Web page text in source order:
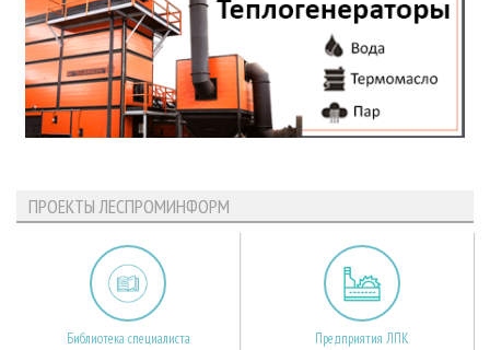
ПРОЕКТЫ ЛЕСПРОМИНФОРМ
Библиотека специалиста Предприятия ЛПК